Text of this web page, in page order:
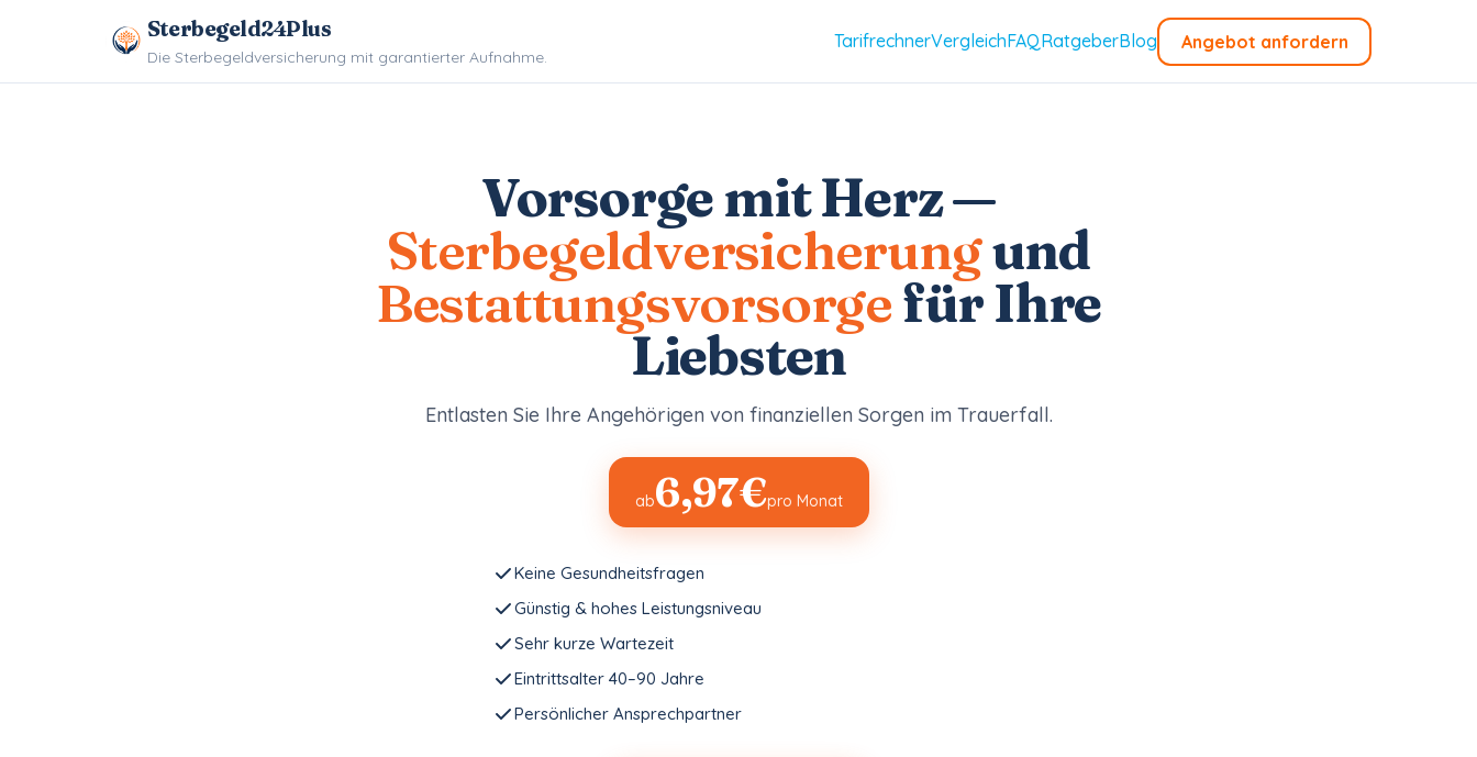
Sterbegeld24Plus
Die Sterbegeldversicherung mit garantierter Aufnahme.
TarifrechnerVergleichFAQRatgeberBlog Angebot anfordern
Vorsorge mit Herz —
Sterbegeldversicherungund
Bestattungsvorsorgefür Ihre
Liebsten
Entlasten Sie Ihre Angehörigen von finanziellen Sorgen im Trauerfall.
ab6,97€pro Monat
Keine Gesundheitsfragen
Günstig & hohes Leistungsniveau
Sehr kurze Wartezeit
Eintrittsalter 40–90 Jahre
Persönlicher Ansprechpartner